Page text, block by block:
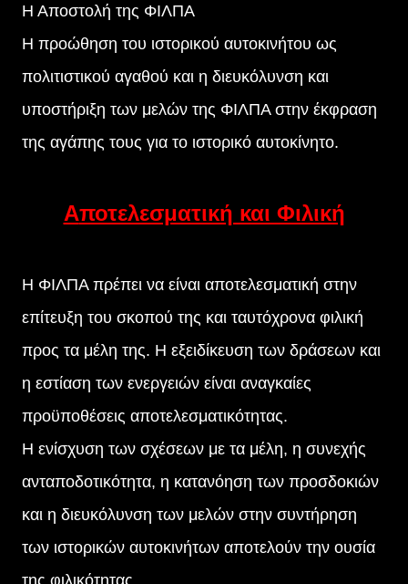
Η Αποστολή της ΦΙΛΠΑ
Η προώθηση του ιστορικού αυτοκινήτου ως
πολιτιστικού αγαθού και η διευκόλυνση και
υποστήριξη των μελών της ΦΙΛΠΑ στην έκφραση
της αγάπης τους για το ιστορικό αυτοκίνητο.
Αποτελεσματική και Φιλική
Η ΦΙΛΠΑ πρέπει να είναι αποτελεσματική στην
επίτευξη του σκοπού της και ταυτόχρονα φιλική
προς τα μέλη της. Η εξειδίκευση των δράσεων και
η εστίαση των ενεργειών είναι αναγκαίες
προϋποθέσεις αποτελεσματικότητας.
Η ενίσχυση των σχέσεων με τα μέλη, η συνεχής
ανταποδοτικότητα, η κατανόηση των προσδοκιών
και η διευκόλυνση των μελών στην συντήρηση
των ιστορικών αυτοκινήτων αποτελούν την ουσία
της φιλικότητας.